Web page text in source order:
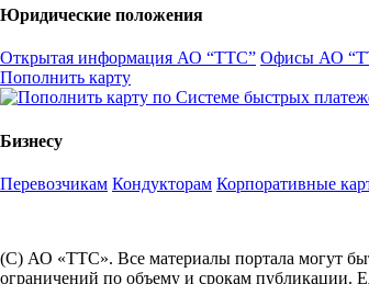
Юридические положения
Открытая информация АО “ТТС” Офисы АО
Пополнить карту
Бизнесу
Перевозчикам Кондукторам Корпоративные
(С) АО «ТТС». Все материалы портала могут
ограничений по объему и срокам публикации.